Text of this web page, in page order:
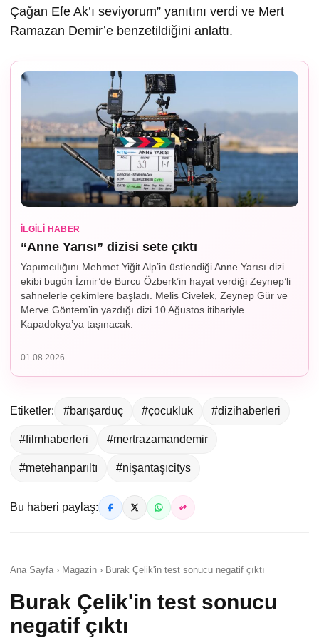
Çağan Efe Ak’ı seviyorum” yanıtını verdi ve Mert
Ramazan Demir’e benzetildiğini anlattı.
İLGILI HABER
“Anne Yarısı” dizisi sete çıktı
Yapımcılığını Mehmet Yiğit Alp’in üstlendiği Anne Yarısı dizi
ekibi bugün İzmir’de Burcu Özberk’in hayat verdiği Zeynep’li
sahnelerle çekimlere başladı. Melis Civelek, Zeynep Gür ve
Merve Göntem’in yazdığı dizi 10 Ağustos itibariyle
Kapadokya’ya taşınacak.
01.08.2026
Etiketler: #barışarduç #çocukluk #dizihaberleri
#filmhaberleri #mertrazamandemir
#metehanparıltı #nişantaşıcitys
Bu haberi paylaş:
Ana Sayfa › Magazin › Burak Çelik'in test sonucu negatif çıktı
Burak Çelik'in test sonucu
negatif çıktı